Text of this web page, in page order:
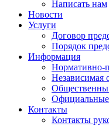
Написать нам
Новости
Услуги
Договор
Порядок
Информация
Нормативно-
Независимая
Официальные
Контакты
Контакты